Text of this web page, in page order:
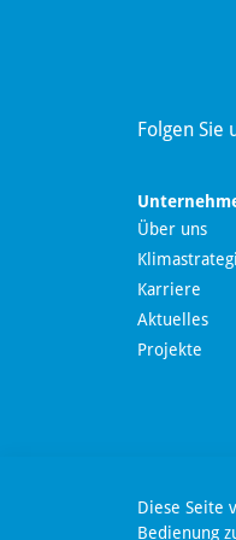
Folgen Sie
Über uns
Karriere
Aktuelles
Projekte
Diese Seite
Bedienung
Wir nutzen Langdock
Chatbots. Mit dem
sich mit der
Dieser Chatbot basiert auf
generierte Antworten können